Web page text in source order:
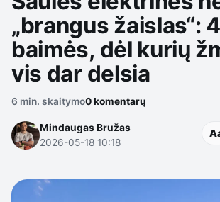
„brangus žaislas“: 4
baimės, dėl kurių
vis dar delsia
6 min. skaitymo0 komentarų
Mindaugas Bružas
2026-05-18 10:18